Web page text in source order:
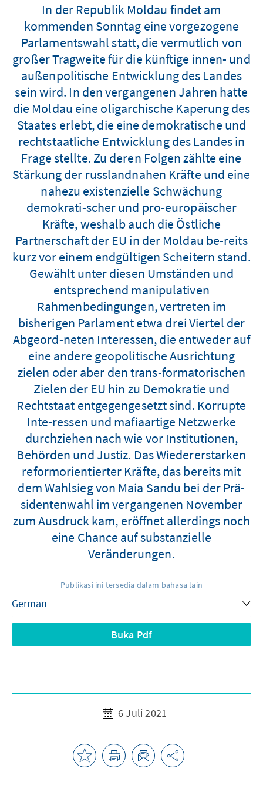
In der Republik Moldau findet am
kommenden Sonntag eine vorgezogene
Parlamentswahl statt, die vermutlich von
großer Tragweite für die künftige innen- und
außenpolitische Entwicklung des Landes
sein wird. In den vergangenen Jahren hatte
die Moldau eine oligarchische Kaperung des
Staates erlebt, die eine demokratische und
rechtstaatliche Entwicklung des Landes in
Frage stellte. Zu deren Folgen zählte eine
Stärkung der russlandnahen Kräfte und eine
nahezu existenzielle Schwächung
demokrati-scher und pro-europäischer
Kräfte, weshalb auch die Östliche
Partnerschaft der EU in der Moldau be-reits
kurz vor einem endgültigen Scheitern stand.
Gewählt unter diesen Umständen und
entsprechend manipulativen
Rahmenbedingungen, vertreten im
bisherigen Parlament etwa drei Viertel der
Abgeord-neten Interessen, die entweder auf
eine andere geopolitische Ausrichtung
zielen oder aber den trans-formatorischen
Zielen der EU hin zu Demokratie und
Rechtstaat entgegengesetzt sind. Korrupte
Inte-ressen und mafiaartige Netzwerke
durchziehen nach wie vor Institutionen,
Behörden und Justiz. Das Wiedererstarken
reformorientierter Kräfte, das bereits mit
dem Wahlsieg von Maia Sandu bei der Prä-
sidentenwahl im vergangenen November
zum Ausdruck kam, eröffnet allerdings noch
eine Chance auf substanzielle
Veränderungen.
Publikasi ini tersedia dalam bahasa lain
Buka Pdf
6 Juli 2021